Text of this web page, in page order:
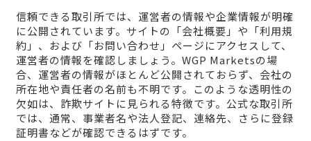
信頼できる取引所では、運営者の情報や企業情報が明確
に公開されています。サイトの「会社概要」や「利用規
約」、および「お問い合わせ」ページにアクセスして、
運営者の情報を確認しましょう。WGP Marketsの場
合、運営者の情報がほとんど公開されておらず、会社の
所在地や責任者の名前も不明です。このような透明性の
欠如は、詐欺サイトに見られる特徴です。公式な取引所
では、通常、事業者名や法人登記、連絡先、さらに登録
証明書などが確認できるはずです。